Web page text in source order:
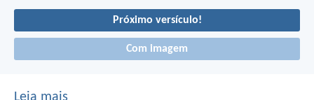
Próximo versículo!
Com imagem